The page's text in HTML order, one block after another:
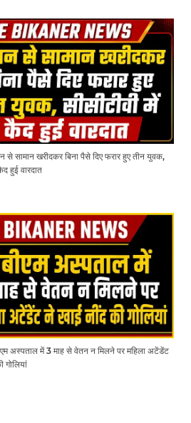
से सामान खरीदकर बिना पैसे दिए फरार हुए तीन युवक,
हुई वारदात
अस्पताल में 3 माह से वेतन न मिलने पर महिला अटेंडेंट
गोलियां